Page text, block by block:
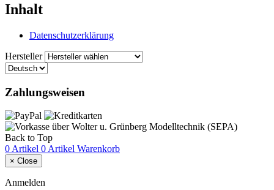
Inhalt
Datenschutzerklärung
Hersteller
Zahlungsweisen
Back to Top
0 Artikel 0 Artikel Warenkorb
× Close
Anmelden